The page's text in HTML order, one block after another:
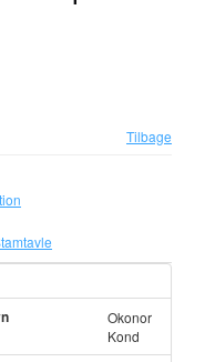
Tilbage
Okonor
Kond